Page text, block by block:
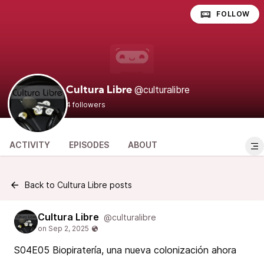
Cultura Libre @culturalibre
4 followers
FOLLOW
ACTIVITY EPISODES ABOUT
Back to Cultura Libre posts
Cultura Libre @culturalibre
S04E05 Biopiratería, una nueva colonización ahora